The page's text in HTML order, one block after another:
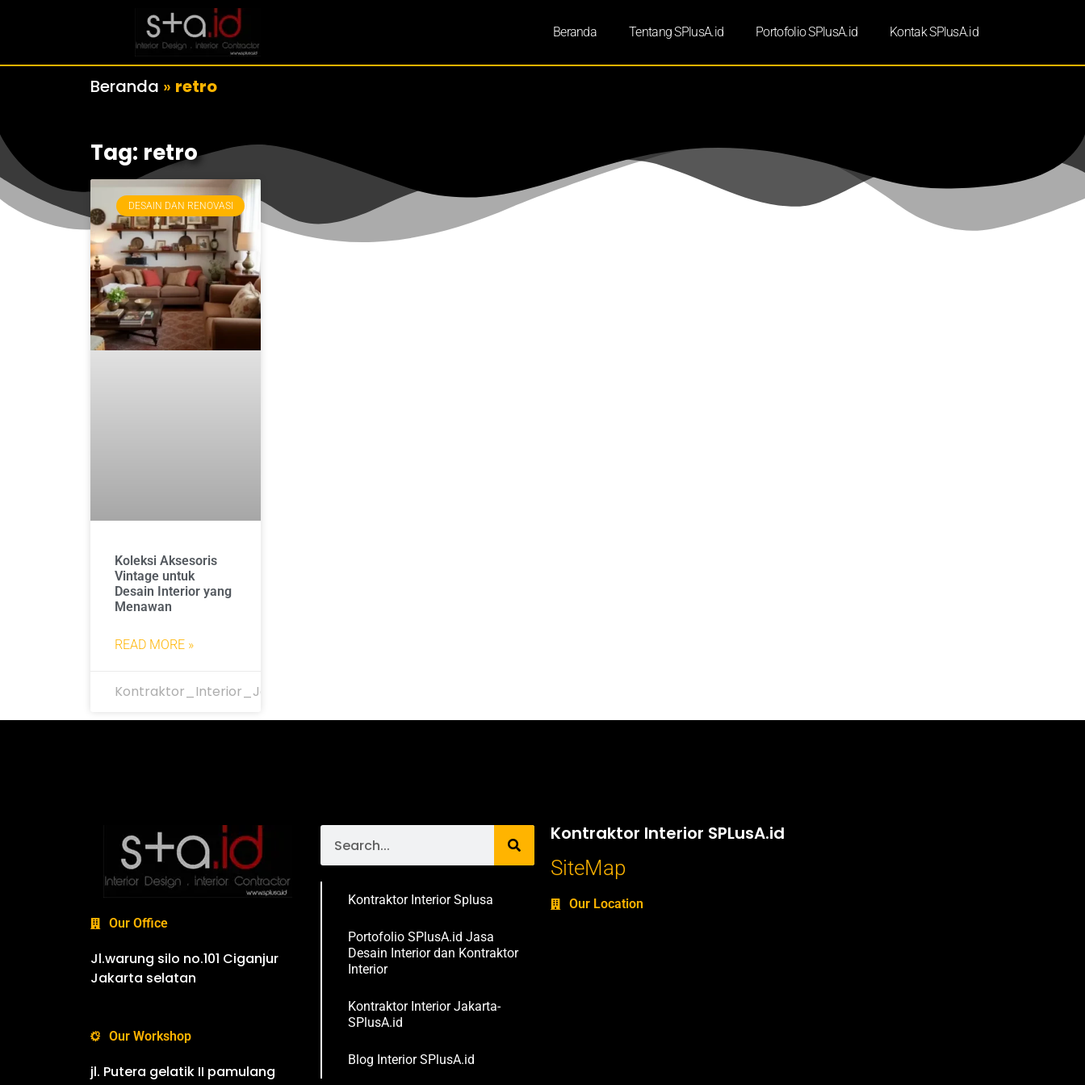
Beranda Tentang SPlusA.id Portofolio SPlusA.id Kontak SPlusA.id
Beranda » retro
Tag: retro
DESAIN DAN RENOVASI
Koleksi Aksesoris
Vintage untuk
Desain Interior yang
Menawan
READ MORE »
Kontraktor_Interior_Jakarta
Our Office
Jl.warung silo no.101 Ciganjur
Jakarta selatan
Our Workshop
jl. Putera gelatik II pamulang
Kontraktor Interior Splusa
Portofolio SPlusA.id Jasa
Desain Interior dan Kontraktor
Interior
Kontraktor Interior Jakarta-
SPlusA.id
Blog Interior SPlusA.id
Kontraktor Interior SPLusA.id
SiteMap
Our Location